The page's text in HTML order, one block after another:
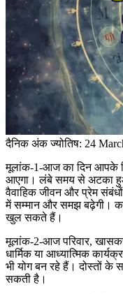
दैनिक अंक ज्योतिष: 24
मूलांक-1-आज का दिन आपके
आएगा। लंबे समय से अटका
वैवाहिक जीवन और प्रेम संबंधों
में सम्मान और समझ बढ़ेगी।
खुल सकते हैं।
मूलांक-2-आज परिवार,
धार्मिक या आध्यात्मिक
भी योग बन रहे हैं। दोस्तों के
सकती है।